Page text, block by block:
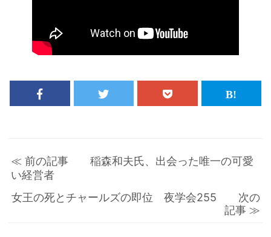
≪ 前の記事 稲森和夫氏、出会った唯一の可愛
い経営者
女王の死とチャールズの即位 夜学会255 次の
記事 ≫